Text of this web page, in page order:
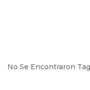
No Se Encontraron